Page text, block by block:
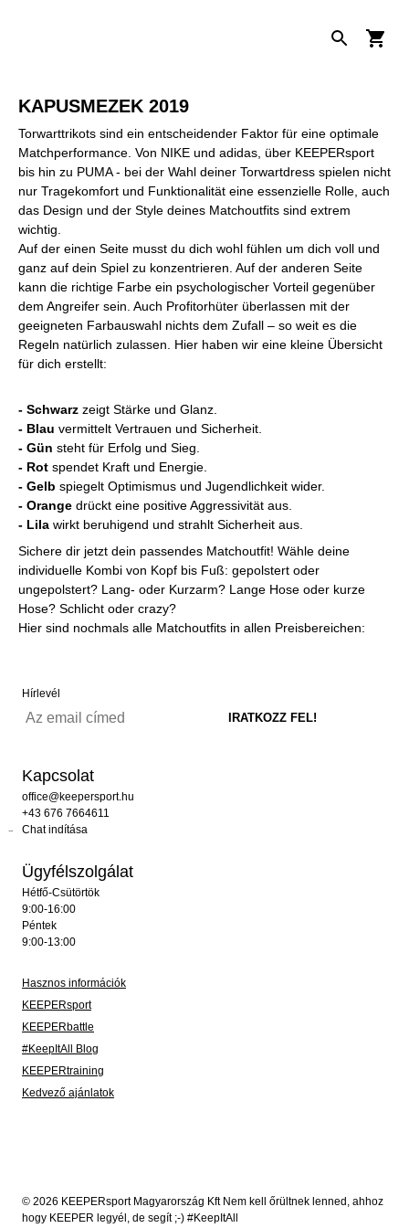
KAPUSMEZEK 2019
Torwarttrikots sind ein entscheidender Faktor für eine optimale
Matchperformance. Von NIKE und adidas, über KEEPERsport
bis hin zu PUMA - bei der Wahl deiner Torwartdress spielen nicht
nur Tragekomfort und Funktionalität eine essenzielle Rolle, auch
das Design und der Style deines Matchoutfits sind extrem
wichtig.
Auf der einen Seite musst du dich wohl fühlen um dich voll und
ganz auf dein Spiel zu konzentrieren. Auf der anderen Seite
kann die richtige Farbe ein psychologischer Vorteil gegenüber
dem Angreifer sein. Auch Profitorhüter überlassen mit der
geeigneten Farbauswahl nichts dem Zufall – so weit es die
Regeln natürlich zulassen. Hier haben wir eine kleine Übersicht
für dich erstellt:
- Schwarz zeigt Stärke und Glanz.
- Blau vermittelt Vertrauen und Sicherheit.
- Gün steht für Erfolg und Sieg.
- Rot spendet Kraft und Energie.
- Gelb spiegelt Optimismus und Jugendlichkeit wider.
- Orange drückt eine positive Aggressivität aus.
- Lila wirkt beruhigend und strahlt Sicherheit aus.
Sichere dir jetzt dein passendes Matchoutfit! Wähle deine
individuelle Kombi von Kopf bis Fuß: gepolstert oder
ungepolstert? Lang- oder Kurzarm? Lange Hose oder kurze
Hose? Schlicht oder crazy?
Hier sind nochmals alle Matchoutfits in allen Preisbereichen:
Hírlevél
Kapcsolat
office@keepersport.hu
+43 676 7664611
Chat indítása
Ügyfélszolgálat
Hétfő-Csütörtök
9:00-16:00
Péntek
9:00-13:00
Hasznos információk
KEEPERsport
KEEPERbattle
#KeepItAll Blog
KEEPERtraining
Kedvező ajánlatok
© 2026 KEEPERsport Magyarország Kft Nem kell őrültnek lenned, ahhoz
hogy KEEPER legyél, de segít ;-) #KeepItAll